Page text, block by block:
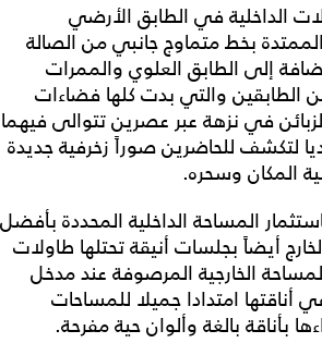
الداخلية في الطابق الأرضي
بخط متماوج جانبي من الصالة
إلى الطابق العلوي والممرات
الطابقين والتي بدت كلها فضاءات
في نزهة عبر عصرين تتوالى فيهما
لتكشف للحاضرين صوراً زخرفية جديدة
المكان وسحره.
المساحة الداخلية المحددة بأفضل
أيضاً بجلسات أنيقة تحتلها طاولات
الخارجية المرصوفة عند مدخل
أناقتها امتدادا جميلا للمساحات
بأناقة بالغة وألوان حية مفرحة.